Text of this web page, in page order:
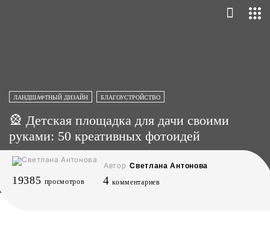
ЛАНДШАФТНЫЙ ДИЗАЙН БЛАГОУСТРОЙСТВО
🎡 Детская площадка для дачи своими
руками: 50 креативных фотоидей
Автор Светлана Антонова
19385 просмотров 4 комментариев